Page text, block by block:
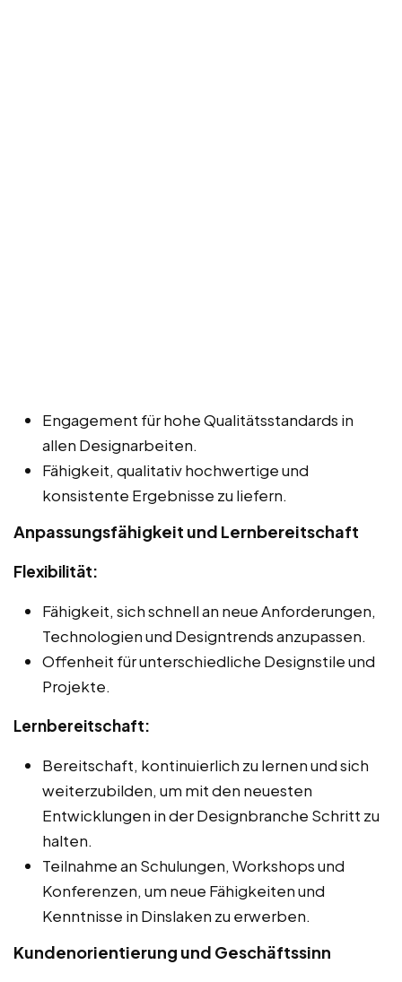
Engagement für hohe Qualitätsstandards in
allen Designarbeiten.
Fähigkeit, qualitativ hochwertige und
konsistente Ergebnisse zu liefern.
Anpassungsfähigkeit und Lernbereitschaft
Flexibilität:
Fähigkeit, sich schnell an neue Anforderungen,
Technologien und Designtrends anzupassen.
Offenheit für unterschiedliche Designstile und
Projekte.
Lernbereitschaft:
Bereitschaft, kontinuierlich zu lernen und sich
weiterzubilden, um mit den neuesten
Entwicklungen in der Designbranche Schritt zu
halten.
Teilnahme an Schulungen, Workshops und
Konferenzen, um neue Fähigkeiten und
Kenntnisse in Dinslaken zu erwerben.
Kundenorientierung und Geschäftssinn